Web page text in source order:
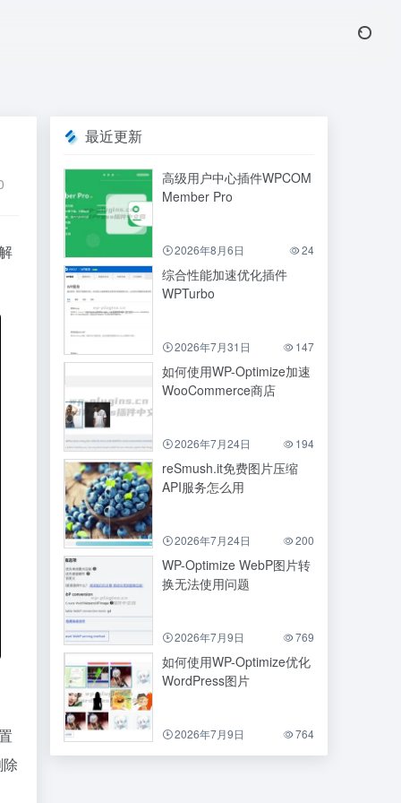
最近更新
高级用户中心插件WPCOM
Member Pro
2026年8月6日 24
综合性能加速优化插件
WPTurbo
2026年7月31日 147
如何使用WP-Optimize加速
WooCommerce商店
2026年7月24日 194
reSmush.it免费图片压缩
API服务怎么用
2026年7月24日 200
WP-Optimize WebP图片转
换无法使用问题
2026年7月9日 769
如何使用WP-Optimize优化
WordPress图片
2026年7月9日 764